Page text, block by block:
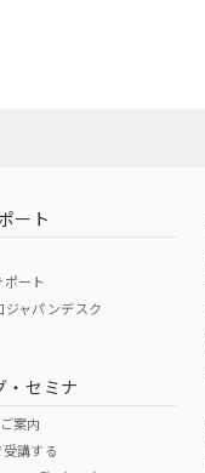
O
況ページへ
索ください
ート
ート
ジャパンデスク
・セミナ
案内
講する